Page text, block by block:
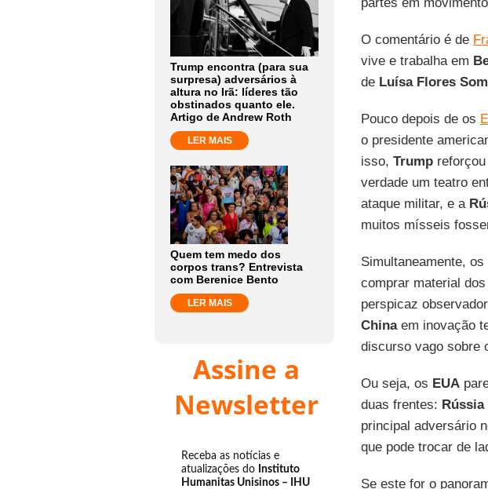
Trump encontra (para sua
surpresa) adversários à
altura no Irã: líderes tão
obstinados quanto ele.
Artigo de Andrew Roth
LER MAIS
Quem tem medo dos
corpos trans? Entrevista
com Berenice Bento
LER MAIS
Assine a
Newsletter
Receba as notícias e
atualizações do Instituto
Humanitas Unisinos – IHU
O comentário é de
vive e trabalha em
de Luísa Flores
Pouco depois de os
o presidente
isso, Trumpreforçou
verdade um teatro
ataque militar, e a
muitos mísseis
Simultaneamente, os
comprar material dos
perspicaz
Chinaem inovação
discurso vago sobre
Ou seja, os EUA
duas frentes: Rússia
principal adversário
que pode trocar de
Se este for o